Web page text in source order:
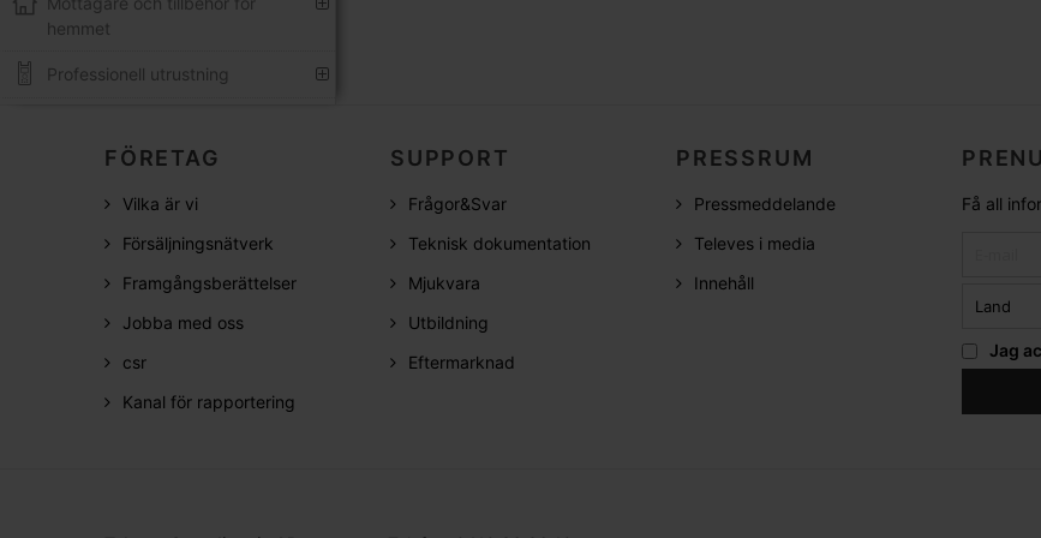
hemmet
Professionell utrustning
FÖRETAG
Vilka är vi
Försäljningsnätverk
Framgångsberättelser
Jobba med oss
csr
Kanal för rapportering
SUPPORT
Frågor&Svar
Teknisk dokumentation
Mjukvara
Utbildning
Eftermarknad
PRESSRUM
Pressmeddelande
Televes i media
Innehåll
Få all
Jag